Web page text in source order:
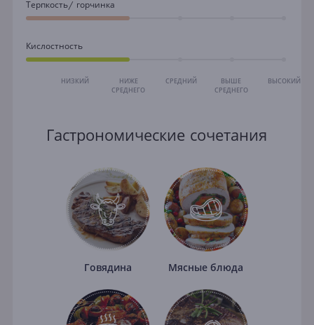
Терпкость/ горчинка
Кислостность
НИЗКИЙ
НИЖЕ
СРЕДНЕГО
СРЕДНИЙ
ВЫШЕ
СРЕДНЕГО
ВЫСОКИЙ
Гастрономические сочетания
Говядина Мясные блюда